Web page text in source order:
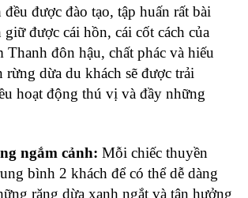
được đào tạo, tập huấn rất bài
được cái hồn, cái cốt cách của
Thanh đôn hậu, chất phác và hiếu
dừa du khách sẽ được trải
hoạt động thú vị và đầy những
ngắm cảnh: Mỗi chiếc thuyền
bình 2 khách để có thể dễ dàng
rặng dừa xanh ngắt và tận hưởng